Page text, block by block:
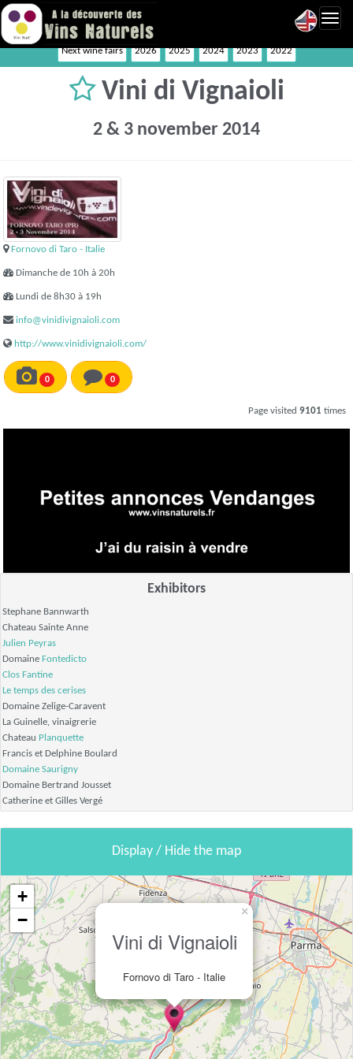
Next wine fairs 2026 2025 2024 2023 2022
Vini di Vignaioli
2 & 3 november 2014
Fornovo di Taro - Italie
Dimanche de 10h à 20h
Lundi de 8h30 à 19h
info@vinidivignaioli.com
http://www.vinidivignaioli.com/
0 0
Page visited 9101 times
Exhibitors
Stephane Bannwarth
Chateau Sainte Anne
Julien Peyras
Domaine Fontedicto
Clos Fantine
Le temps des cerises
Domaine Zelige-Caravent
La Guinelle, vinaigrerie
Chateau Planquette
Francis et Delphine Boulard
Domaine Saurigny
Domaine Bertrand Jousset
Catherine et Gilles Vergé
Display / Hide the map
Vini di Vignaioli
Fornovo di Taro - Italie
×
+
−